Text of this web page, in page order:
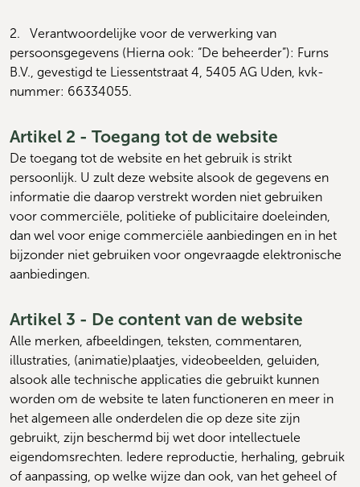
2. Verantwoordelijke voor de verwerking van
persoonsgegevens (Hierna ook: “De beheerder”): Furns
B.V., gevestigd te Liessentstraat 4, 5405 AG Uden, kvk-
nummer: 66334055.
Artikel 2 - Toegang tot de website
De toegang tot de website en het gebruik is strikt
persoonlijk. U zult deze website alsook de gegevens en
informatie die daarop verstrekt worden niet gebruiken
voor commerciële, politieke of publicitaire doeleinden,
dan wel voor enige commerciële aanbiedingen en in het
bijzonder niet gebruiken voor ongevraagde elektronische
aanbiedingen.
Artikel 3 - De content van de website
Alle merken, afbeeldingen, teksten, commentaren,
illustraties, (animatie)plaatjes, videobeelden, geluiden,
alsook alle technische applicaties die gebruikt kunnen
worden om de website te laten functioneren en meer in
het algemeen alle onderdelen die op deze site zijn
gebruikt, zijn beschermd bij wet door intellectuele
eigendomsrechten. Iedere reproductie, herhaling, gebruik
of aanpassing, op welke wijze dan ook, van het geheel of